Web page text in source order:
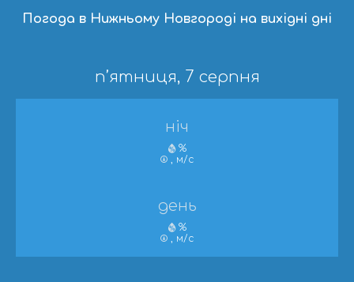
Погода в Нижньому Новгороді на вихідні дні
п’ятниця, 7 серпня
ніч
%
, м/с
день
%
, м/с